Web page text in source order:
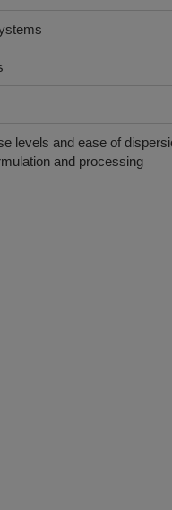
levels and ease of
and processing